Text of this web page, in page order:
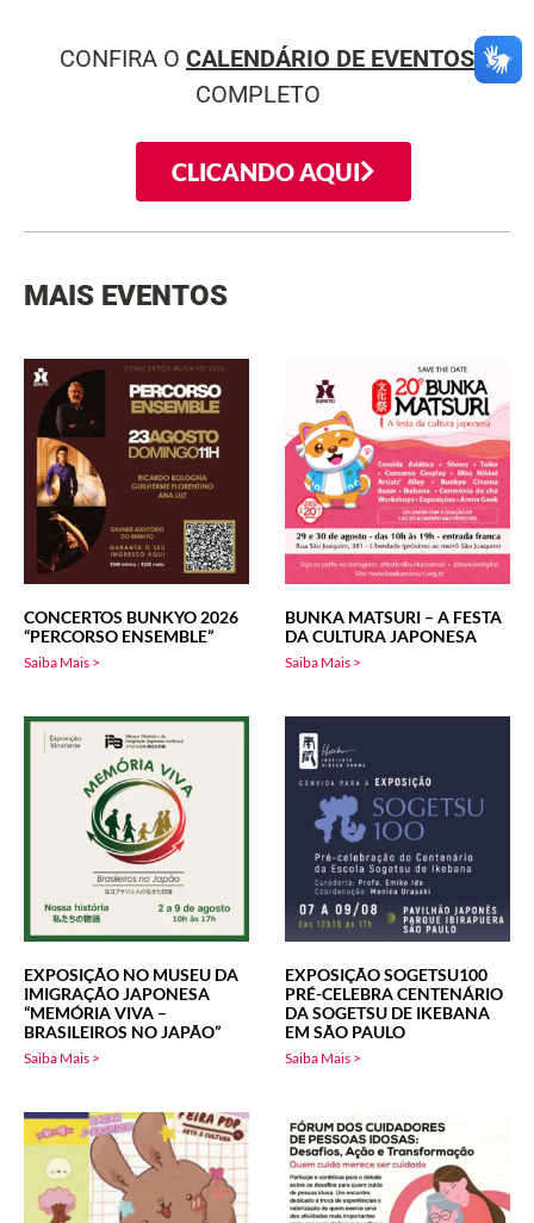
CONFIRA O CALENDÁRIO DE EVENTOS
COMPLETO
CLICANDO AQUI
MAIS EVENTOS
CONCERTOS BUNKYO 2026
“PERCORSO ENSEMBLE”
Saiba Mais >
BUNKA MATSURI – A FESTA
DA CULTURA JAPONESA
Saiba Mais >
EXPOSIÇÃO NO MUSEU DA
IMIGRAÇÃO JAPONESA
“MEMÓRIA VIVA –
BRASILEIROS NO JAPÃO”
Saiba Mais >
EXPOSIÇÃO SOGETSU100
PRÉ-CELEBRA CENTENÁRIO
DA SOGETSU DE IKEBANA
EM SÃO PAULO
Saiba Mais >